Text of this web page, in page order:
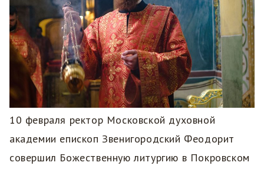
10 февраля ректор Московской духовной
академии епископ Звенигородский Феодорит
совершил Божественную литургию в Покровском